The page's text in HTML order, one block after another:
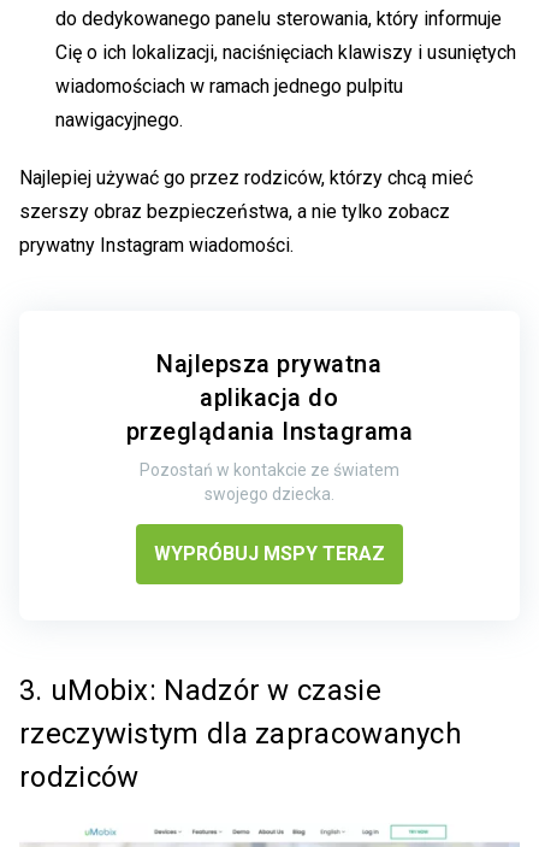
do dedykowanego panelu sterowania, który informuje
Cię o ich lokalizacji, naciśnięciach klawiszy i usuniętych
wiadomościach w ramach jednego pulpitu
nawigacyjnego.
Najlepiej używać go przez rodziców, którzy chcą mieć
szerszy obraz bezpieczeństwa, a nie tylko zobacz
prywatny Instagram wiadomości.
Najlepsza prywatna
aplikacja do
przeglądania Instagrama
Pozostań w kontakcie ze światem
swojego dziecka.
WYPRÓBUJ MSPY TERAZ
3. uMobix: Nadzór w czasie
rzeczywistym dla zapracowanych
rodziców